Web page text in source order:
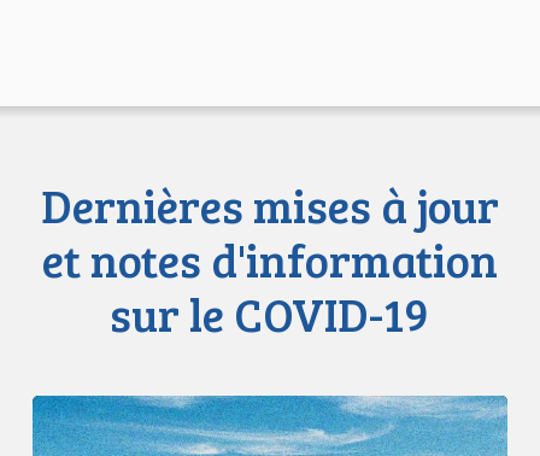
Dernières mises à jour
et notes d'information
sur le COVID-19
L’ACLC
est